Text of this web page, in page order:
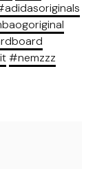
#nemzzz